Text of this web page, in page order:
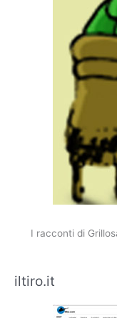
I racconti di
iltiro.it